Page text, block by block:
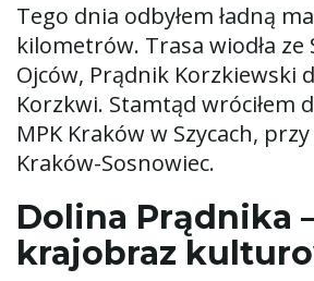
Tego dnia odbyłem ładną
kilometrów. Trasa wiodła ze
Ojców, Prądnik Korzkiewski
Korzkwi. Stamtąd wróciłem
MPK Kraków w Szycach,
Kraków-Sosnowiec.
Dolina Prądnika
krajobraz